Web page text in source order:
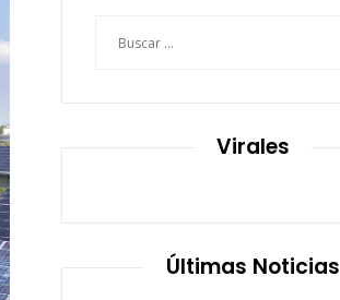
Virales
Últimas Noticias